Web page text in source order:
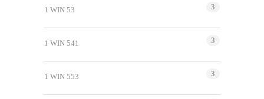
1 WIN 53 3
1 WIN 541 3
1 WIN 553 3